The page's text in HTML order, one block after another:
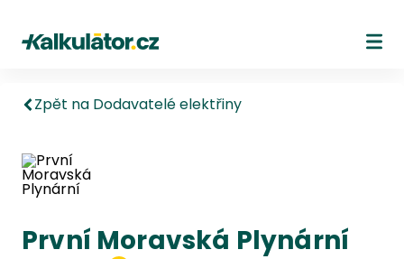
Kalkulátor.cz
Zpět na Dodavatelé elektřiny
První Moravská Plynární